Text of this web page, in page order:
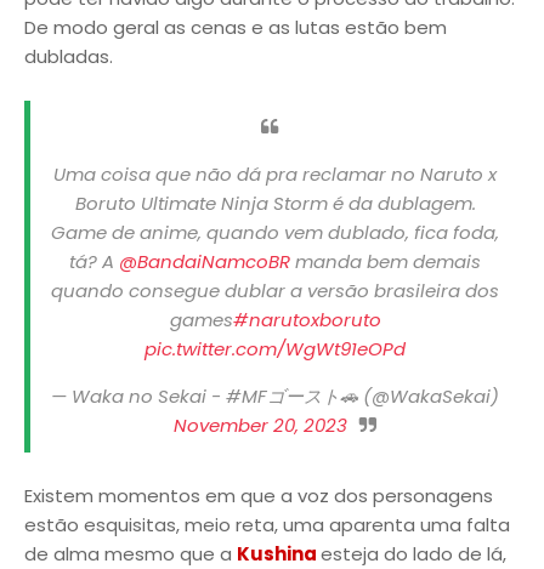
De modo geral as cenas e as lutas estão bem
dubladas.
Uma coisa que não dá pra reclamar no Naruto x
Boruto Ultimate Ninja Storm é da dublagem.
Game de anime, quando vem dublado, fica foda,
tá? A @BandaiNamcoBRmanda bem demais
quando consegue dublar a versão brasileira dos
games#narutoxboruto
pic.twitter.com/WgWt91eOPd
— Waka no Sekai - #MFゴースト🚗 (@WakaSekai)
November 20, 2023
Existem momentos em que a voz dos personagens
estão esquisitas, meio reta, uma aparenta uma falta
de alma mesmo que a Kushinaesteja do lado de lá,